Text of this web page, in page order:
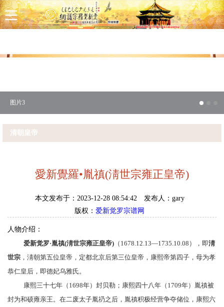
清朝皇帝
愛新覺羅•胤禛(淸世宗雍正皇帝)
本文发布于：2023-12-28 08:54:42
发布人：gary
版权： 爱新觉罗宗谱网
人物介绍：
爱新觉罗·胤禛(淸世宗雍正皇帝) （1678.12.13—1735.10.08），即淸
世宗 ， 淸朝第五位皇帝，定都北京后第三位皇帝， 康熙帝第四子，母为孝
恭仁皇后 ，即德妃乌雅氏 。
康熙三十七年（1698年）封贝勒 ；康熙四十八年（1709年）胤禛被
封为和硕雍亲王 。在二废太子胤礽之后，胤禛积极经营争夺储位，康熙六